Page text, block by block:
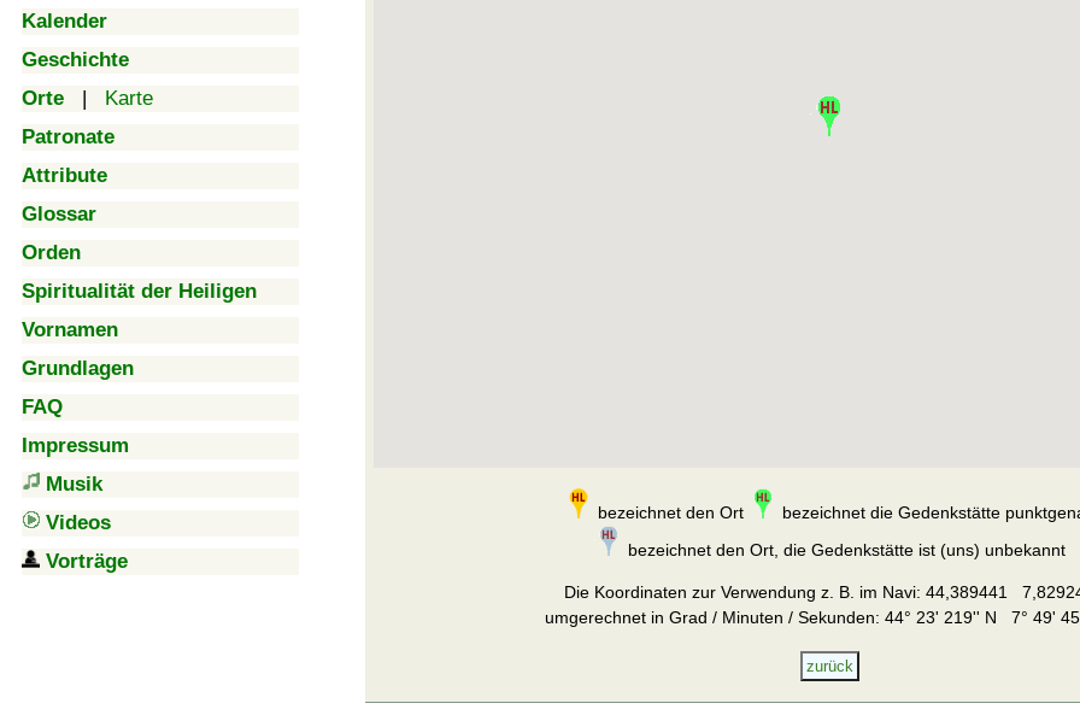
Kalender
Geschichte
Orte | Karte
Patronate
Attribute
Glossar
Orden
Spiritualität der Heiligen
Vornamen
Grundlagen
FAQ
Impressum
Musik
Videos
Vorträge
bezeichnet den Ort
bezeichnet die Gedenkstätte
bezeichnet den Ort, die Gedenkstätte ist (uns) unbekannt
Die Koordinaten zur Verwendung z. B. im Navi: 44,389441
umgerechnet in Grad / Minuten / Sekunden: 44° 23' 219'' N 7° 49'